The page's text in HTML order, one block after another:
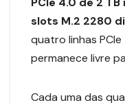
slots M.2 2280
quatro linhas
permanece livre
Cada uma das